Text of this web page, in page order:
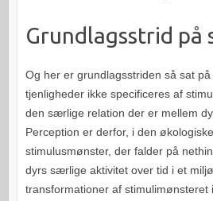
Grundlagsstrid på
Og her er grundlagsstriden så sat
tjenligheder ikke specificeres af
den særlige relation der er mellem
Perception er derfor, i den
stimulusmønster, der falder på
dyrs særlige aktivitet over tid i et
transformationer af stimulimønsteret